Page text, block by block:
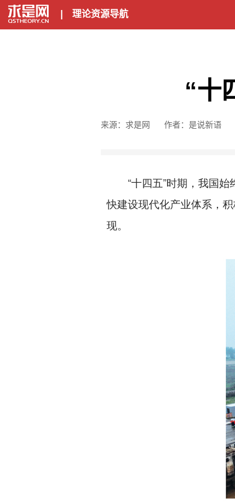
理论资源导航
“十
来源：求是网 作者：是说新语
“十四五”时期，我国始
快建设现代化产业体系，
现。